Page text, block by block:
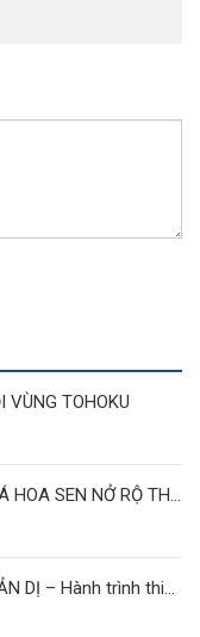
TOHOKU
BẢNG VÀNG THÀNH TÍCH – NHỮNG ĐOÁ HOA SEN NỞ RỘ THÁNG 5/2026
TRAO YÊU THƯƠNG TỪ NHỮNG ĐIỀU GIẢN DỊ – Hành trình thiện nguyện của học viên Nhật Ngữ Hoa Sen